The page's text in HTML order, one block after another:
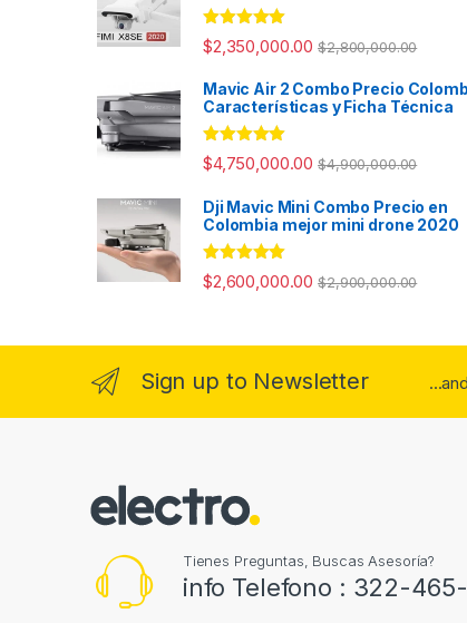
Valorado con
5.00de 5
$2,350,000.00 $2,800,000.00
Mavic Air 2 Combo Precio
Características y Ficha Técnica
Valorado con
5.00de 5
$4,750,000.00 $4,900,000.00
Dji Mavic Mini Combo Precio en
Colombia mejor mini drone 2020
Valorado con
5.00de 5
$2,600,000.00 $2,900,000.00
Sign up to Newsletter
Tienes Preguntas, Buscas Asesoría?
info Telefono : 322-